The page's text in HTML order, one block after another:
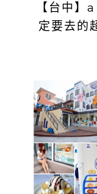
【台中
定要去的